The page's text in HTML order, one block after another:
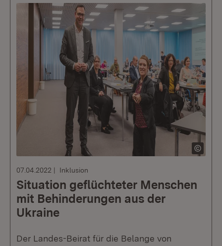
07.04.2022 Inklusion
Situation geflüchteter Menschen
mit Behinderungen aus der
Ukraine
Der Landes-Beirat für die Belange von